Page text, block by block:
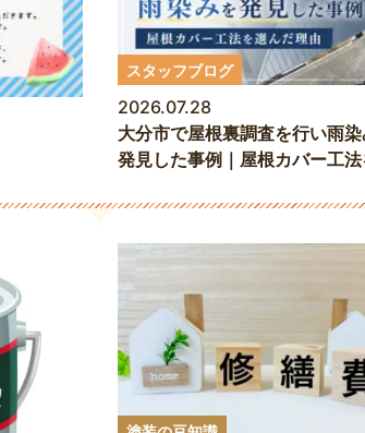
スタッフブログ
2026.07.28
大分市で屋根裏調査を行い雨
発見した事例｜屋根カバー工